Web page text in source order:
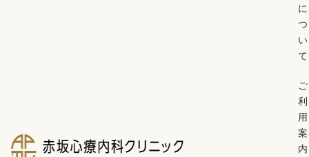
に
つ
い
て
ご
利
用
案
内